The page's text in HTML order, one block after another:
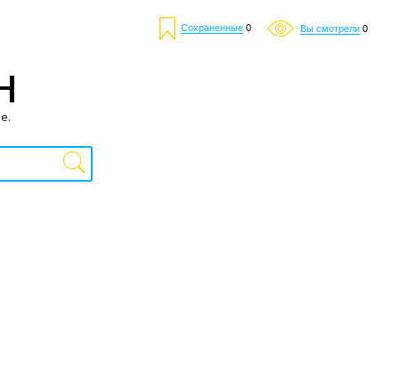
Сохраненные 0 Вы смотрели 0